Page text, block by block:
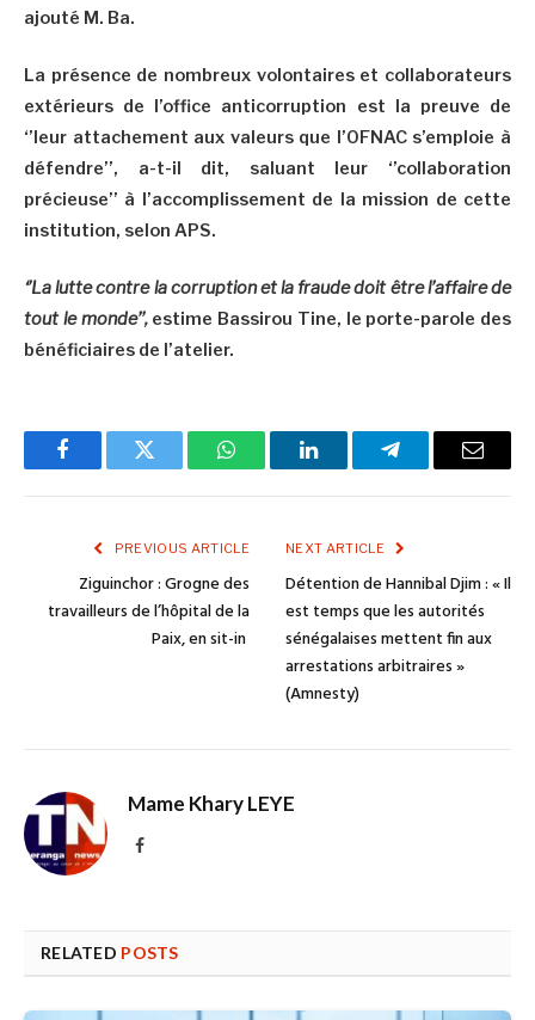
ajouté M. Ba.
La présence de nombreux volontaires et collaborateurs
extérieurs de l’office anticorruption est la preuve de
‘’leur attachement aux valeurs que l’OFNAC s’emploie à
défendre’’, a-t-il dit, saluant leur ‘’collaboration
précieuse’’ à l’accomplissement de la mission de cette
institution, selon APS.
‘’La lutte contre la corruption et la fraude doit être l’affaire de
tout le monde’’,estime Bassirou Tine, le porte-parole des
bénéficiaires de l’atelier.
FacebookTwitter WhatsAppLinkedInTelegramEmail
PREVIOUS ARTICLE
Ziguinchor : Grogne des
travailleurs de l’hôpital de la
Paix, en sit-in
NEXT ARTICLE
Détention de Hannibal Djim : « Il
est temps que les autorités
sénégalaises mettent fin aux
arrestations arbitraires »
(Amnesty)
Mame Khary LEYE
Facebook
RELATED POSTS